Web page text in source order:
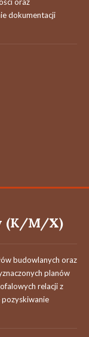
dokumentacji
(K/M/X)
budowlanych oraz
planów
relacji z